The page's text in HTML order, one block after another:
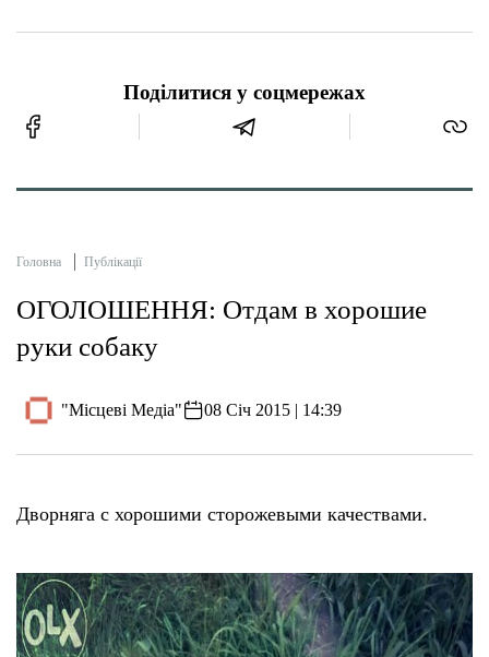
Поділитися у соцмережах
Головна Публікації
ОГОЛОШЕННЯ: Отдам в хорошие
руки собаку
"Місцеві Медіа" 08 Січ 2015 | 14:39
Дворняга с хорошими сторожевыми качествами.